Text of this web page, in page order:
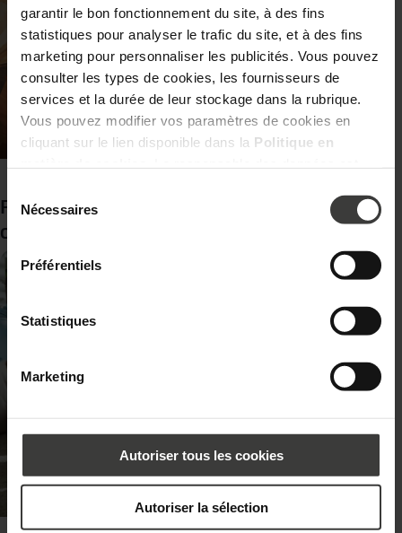
garantir le bon fonctionnement du site, à des fins
statistiques pour analyser le trafic du site, et à des fins
marketing pour personnaliser les publicités. Vous pouvez
consulter les types de cookies, les fournisseurs de
services et la durée de leur stockage dans la rubrique.
Vous pouvez modifier vos paramètres de cookies en
cliquant sur le lien disponible dans la Politique en
personnelles et vos droits, consultez la
Politique de
du
consentement
Nécessaires
Préférentiels
Statistiques
Marketing
Autoriser tous les cookies
Autoriser la sélection
Fenêtre PVC de cuisine, de chambre : quelle
orientation choisir ?